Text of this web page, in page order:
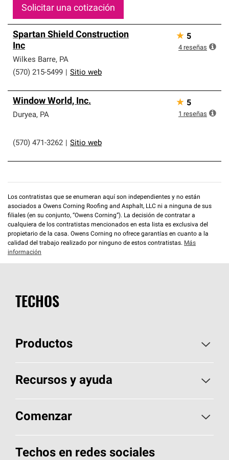
Solicitar una cotización
Spartan Shield Construction
Inc
Wilkes Barre, PA
(570) 215-5499
Sitio web
★ 5
4 reseñas
Window World, Inc.
Duryea, PA
(570) 471-3262 Sitio web
★ 5
1 reseñas
Los contratistas que se enumeran aquí son independientes y no están
asociados a Owens Corning Roofing and Asphalt, LLC ni a ninguna de sus
filiales (en su conjunto, “Owens Corning”). La decisión de contratar a
cualquiera de los contratistas mencionados en esta lista es exclusiva del
propietario de la casa. Owens Corning no ofrece garantías en cuanto a la
calidad del trabajo realizado por ninguno de estos contratistas. Más
información
TECHOS
Productos
Elija sus tejas
Encuentre un contratista
Componentes para techos
Recursos y ayuda
Aspectos básicos sobre techos
Herramientas de diseño y color
Comenzar
Llame al 1-800-GET-PINK®
Techos en redes sociales